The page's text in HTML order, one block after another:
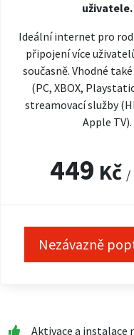
uživatele.
Ideální internet pro
připojení více
současně. Vhodné
(PC, XBOX,
streamovací služby
Apple TV).
449 Kč /
Nezávazně
Aktivace a instalace